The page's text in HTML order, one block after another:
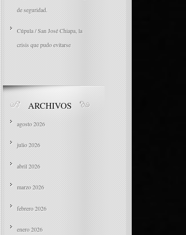
de seguridad.
Cúpula / San José Chiapa, la
crisis que pudo evitarse
ARCHIVOS
agosto 2026
julio 2026
abril 2026
marzo 2026
febrero 2026
enero 2026